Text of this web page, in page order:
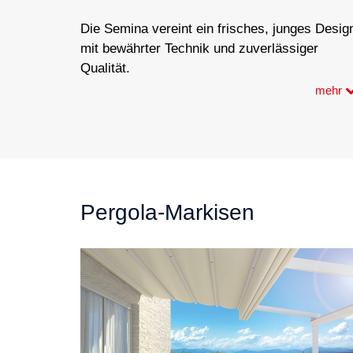
Die Semina vereint ein frisches, junges
mit bewährter Technik und zuverlässiger
Qualität.
mehr
Pergola-Markisen